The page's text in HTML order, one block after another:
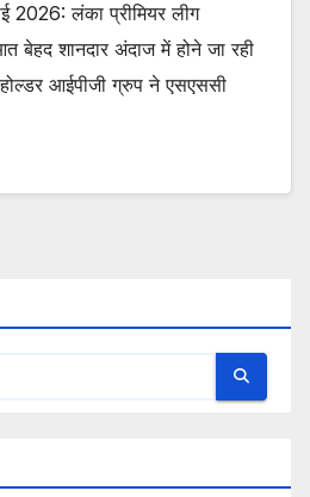
2026: लंका प्रीमियर लीग
शानदार अंदाज में होने जा रही
आईपीजी ग्रुप ने एसएससी